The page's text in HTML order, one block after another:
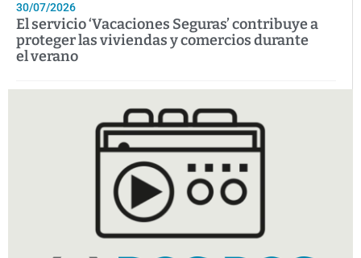
30/07/2026
El servicio ‘Vacaciones Seguras’ contribuye a
proteger las viviendas y comercios durante
el verano